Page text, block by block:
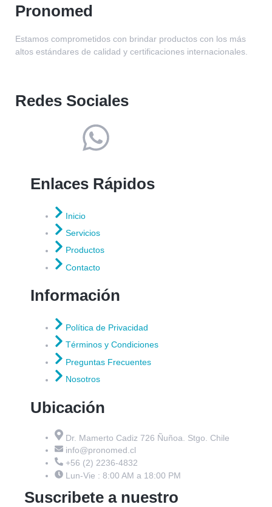
Pronomed
Estamos comprometidos con brindar productos con los más
altos estándares de calidad y certificaciones internacionales.
Redes Sociales
Enlaces Rápidos
Inicio
Servicios
Productos
Contacto
Información
Política de Privacidad
Términos y Condiciones
Preguntas Frecuentes
Nosotros
Ubicación
Dr. Mamerto Cadiz 726 Ñuñoa. Stgo. Chile
info@pronomed.cl
+56 (2) 2236-4832
Lun-Vie : 8:00 AM a 18:00 PM
Suscribete a nuestro